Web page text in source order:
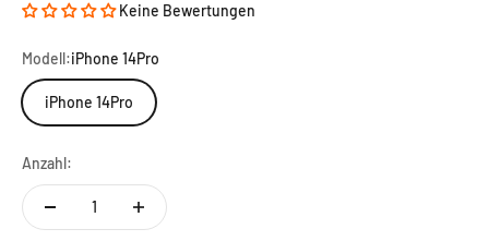
Keine Bewertungen
Modell:iPhone 14Pro
iPhone 14Pro
Anzahl: